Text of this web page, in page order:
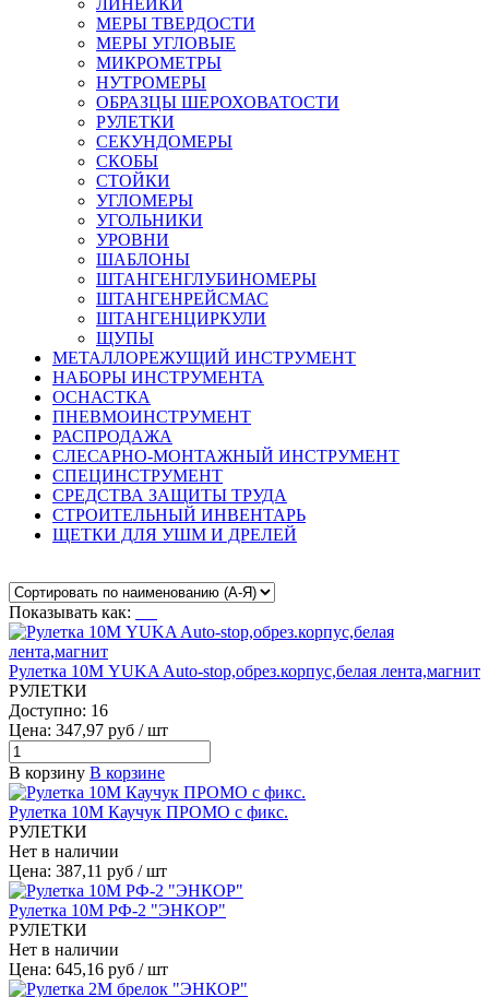
МЕРЫ ТВЕРДОСТИ
МЕРЫ УГЛОВЫЕ
МИКРОМЕТРЫ
НУТРОМЕРЫ
ОБРАЗЦЫ ШЕРОХОВАТОСТИ
РУЛЕТКИ
СЕКУНДОМЕРЫ
СКОБЫ
СТОЙКИ
УГЛОМЕРЫ
УГОЛЬНИКИ
УРОВНИ
ШАБЛОНЫ
ШТАНГЕНГЛУБИНОМЕРЫ
ШТАНГЕНРЕЙСМАС
ШТАНГЕНЦИРКУЛИ
ЩУПЫ
МЕТАЛЛОРЕЖУЩИЙ ИНСТРУМЕНТ
НАБОРЫ ИНСТРУМЕНТА
ОСНАСТКА
ПНЕВМОИНСТРУМЕНТ
РАСПРОДАЖА
СЛЕСАРНО-МОНТАЖНЫЙ ИНСТРУМЕНТ
СПЕЦИНСТРУМЕНТ
СРЕДСТВА ЗАЩИТЫ ТРУДА
СТРОИТЕЛЬНЫЙ ИНВЕНТАРЬ
ЩЕТКИ ДЛЯ УШМ И ДРЕЛЕЙ
Показывать как:
Рулетка 10М YUKA Auto-stop,обрез.корпус,белая лента,магнит
РУЛЕТКИ
Доступно: 16
Цена: 347,97 руб / шт
В корзину В корзине
Рулетка 10М Каучук ПРОМО с фикс.
РУЛЕТКИ
Нет в наличии
Цена: 387,11 руб / шт
Рулетка 10М РФ-2 "ЭНКОР"
РУЛЕТКИ
Нет в наличии
Цена: 645,16 руб / шт